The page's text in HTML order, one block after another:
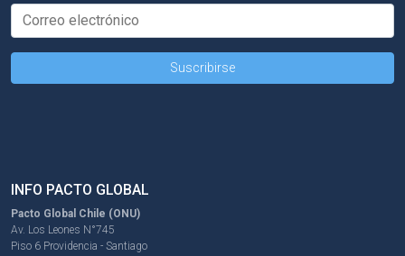
INFO PACTO GLOBAL
Pacto Global Chile (ONU)
Av. Los Leones N°745
Piso 6 Providencia - Santiago